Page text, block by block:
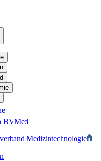
BVMed
Medizintechnologie